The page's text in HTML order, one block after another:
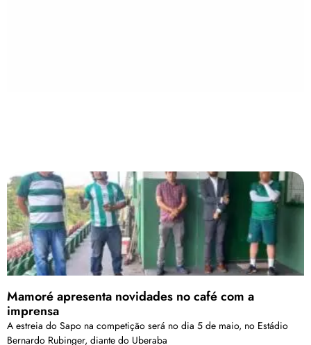
Mamoré apresenta novidades no café com a
imprensa
A estreia do Sapo na competição será no dia 5 de maio, no Estádio
Bernardo Rubinger, diante do Uberaba